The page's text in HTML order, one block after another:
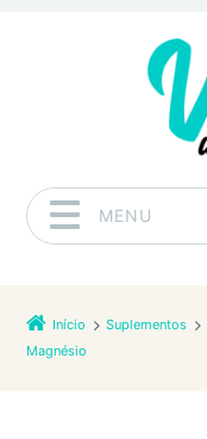
MENU
Início Suplementos
Magnésio